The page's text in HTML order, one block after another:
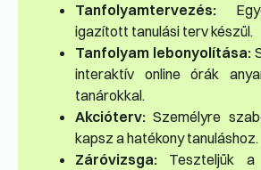
Tanfolyamtervezés:
igazított tanulási terv készül.
Tanfolyam lebonyolítása:
interaktív online órák
tanárokkal.
Akcióterv: Személyre
kapsz a hatékony tanuláshoz.
Záróvizsga: Teszteljük a